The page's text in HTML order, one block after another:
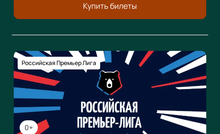
Купить билеты
0+
Российская Премьер Лига